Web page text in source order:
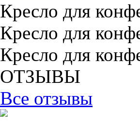
Кресло для
Кресло для
Кресло для
ОТЗЫВЫ
Все отзывы